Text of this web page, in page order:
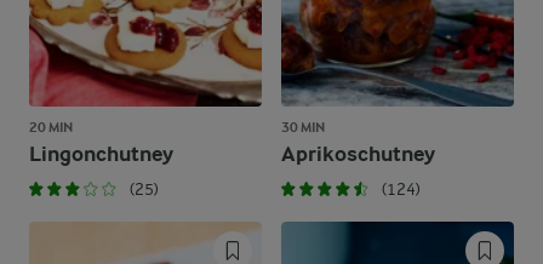
20 MIN
Lingonchutney
(25)
30 MIN
Aprikoschutney
(124)